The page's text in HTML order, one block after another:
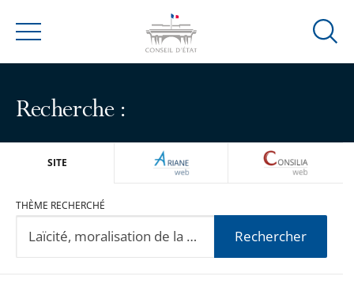
Menu
Ouvrir
Recherche :
SITE ARIANEWEB
THÈME RECHERCHÉ
Rechercher